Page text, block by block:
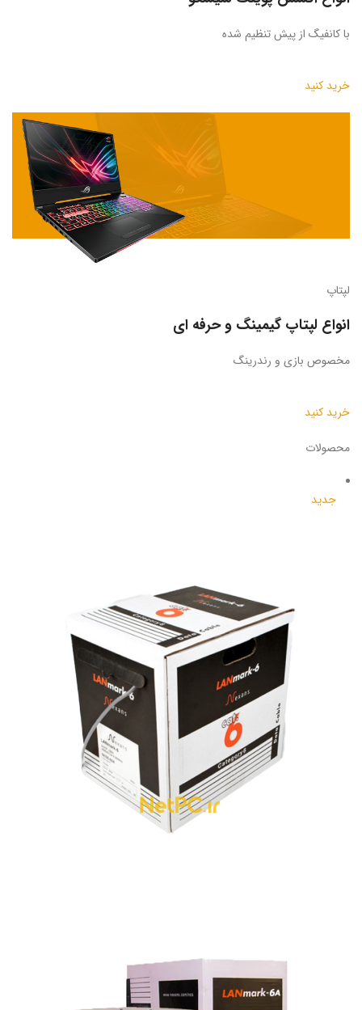
با کانفیگ از پیش تنظیم شده
خرید کنید
لپتاپ
انواع لپتاپ گیمینگ و حرفه ای
مخصوص بازی و رندرینگ
خرید کنید
محصولات
جدید